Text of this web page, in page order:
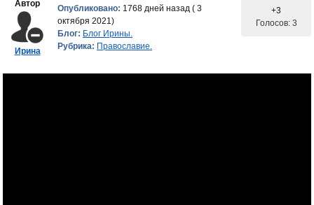
Автор
Ирина
Опубликовано: 1768 дней назад ( 3
октября 2021)
Блог: Блог Ирины.
Рубрика: Православие.
+3
Голосов: 3